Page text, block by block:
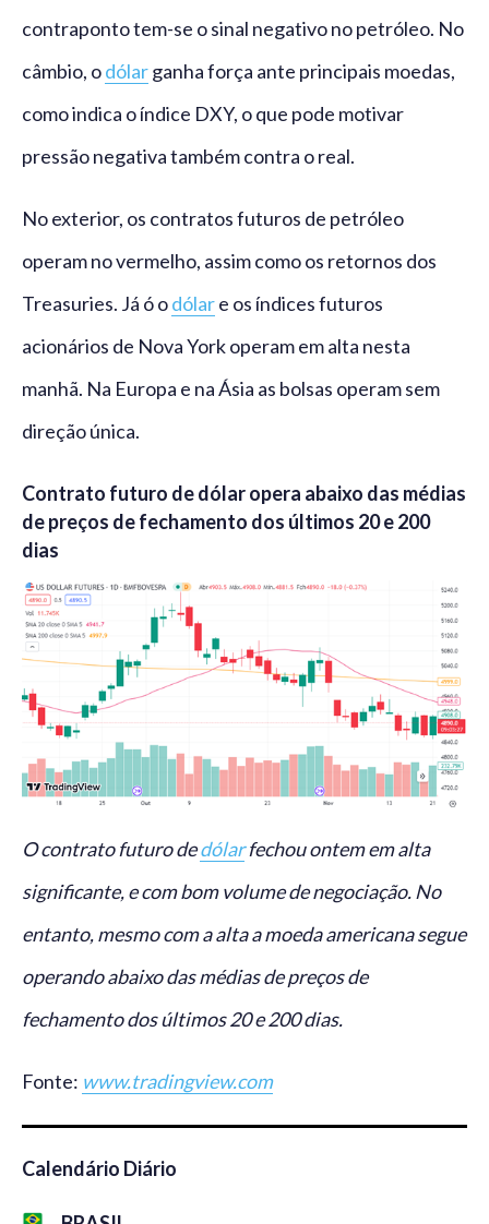
contraponto tem-se o sinal negativo no petróleo. No
câmbio, odólarganha força ante principais moedas,
como indica o índice DXY, o que pode motivar
pressão negativa também contra o real.
No exterior, os contratos futuros de petróleo
operam no vermelho, assim como os retornos dos
Treasuries. Já ó odólare os índices futuros
acionários de Nova York operam em alta nesta
manhã. Na Europa e na Ásia as bolsas operam sem
direção única.
Contrato futuro de dólar opera abaixo das médias
de preços de fechamento dos últimos 20 e 200
dias
O contrato futuro dedólarfechou ontem em alta
significante, e com bom volume de negociação. No
entanto, mesmo com a alta a moeda americana segue
operando abaixo das médias de preços de
fechamento dos últimos 20 e 200 dias.
Fonte: www.tradingview.com
Calendário Diário